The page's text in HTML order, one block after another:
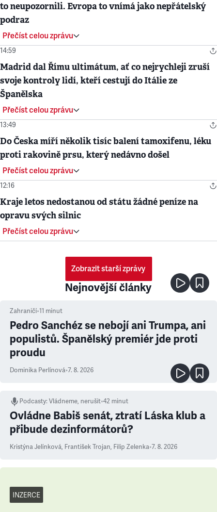
to neupozornili. Evropa to vnímá jako nepřátelský
podraz
Přečíst celou zprávu
14:59
Madrid dal Římu ultimátum, ať co nejrychleji zruší
svoje kontroly lidí, kteří cestují do Itálie ze
Španělska
Přečíst celou zprávu
13:49
Do Česka míří několik tisíc balení tamoxifenu, léku
proti rakovině prsu, který nedávno došel
Přečíst celou zprávu
12:16
Kraje letos nedostanou od státu žádné peníze na
opravu svých silnic
Přečíst celou zprávu
Zobrazit starší zprávy
Nejnovější články
Zahraničí•11 minut
Pedro Sanchéz se nebojí ani Trumpa, ani
populistů. Španělský premiér jde proti
proudu
Dominika Perlínová•7. 8. 2026
Podcasty:Vládneme, nerušit•42 minut
Ovládne Babiš senát, ztratí Láska klub a
přibude dezinformátorů?
Kristýna Jelínková, František Trojan, Filip Zelenka•7. 8. 2026
INZERCE